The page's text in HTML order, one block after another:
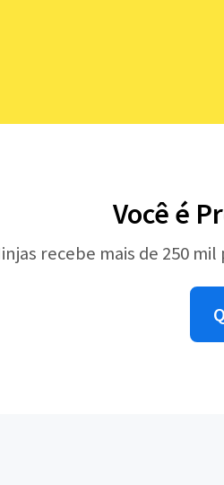
Você é
recebe mais de 250